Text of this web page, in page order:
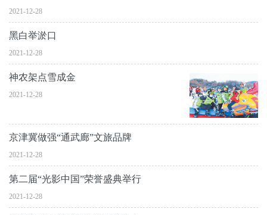
2021-12-28
黑白举淤口
2021-12-28
神农架点雪成金
2021-12-28
京津冀做强“通武廊”文旅品牌
2021-12-28
第二届“光影中国”荣誉盛典举行
2021-12-28